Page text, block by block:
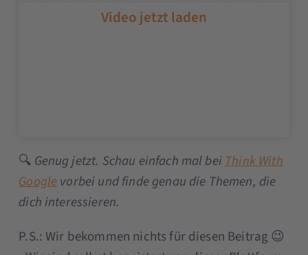
🔍 Genug jetzt. Schau einfach mal beiThink With
Googlevorbei und finde genau die Themen, die
dich interessieren.
P.S.: Wir bekommen nichts für diesen Beitrag 😉